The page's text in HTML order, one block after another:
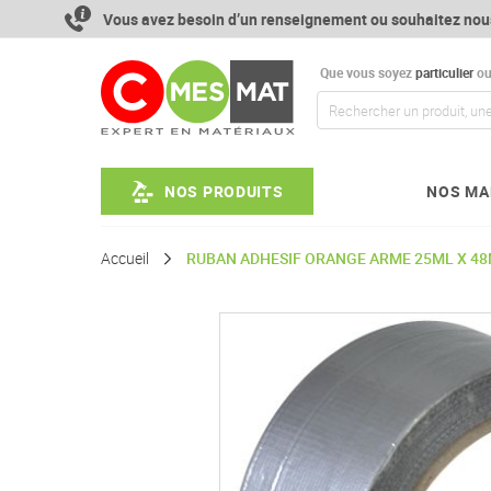
contenu
Vous avez besoin d’un renseignement ou souhaitez
Que vous soyezparticulierou
NOS PRODUITS NOS
Accueil RUBAN ADHESIF ORANGE ARME 25ML X